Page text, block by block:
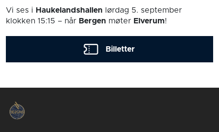
Vi ses i Haukelandshallen lørdag 5. september
klokken 15:15 – når Bergen møter Elverum!
Billetter